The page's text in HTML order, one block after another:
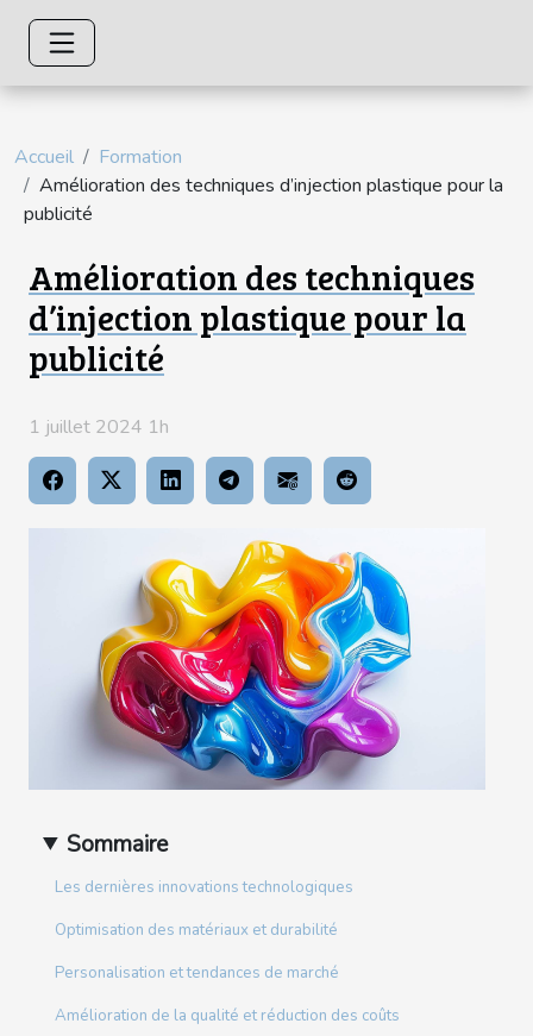
Accueil
Formation
Amélioration des techniques d’injection plastique pour la
publicité
Amélioration des techniques
d’injection plastique pour la
publicité
1 juillet 2024 1h
Sommaire
Les dernières innovations technologiques
Optimisation des matériaux et durabilité
Personalisation et tendances de marché
Amélioration de la qualité et réduction des coûts